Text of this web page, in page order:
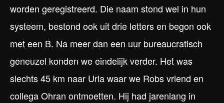
worden geregistreerd. Die naam stond wel in hun
systeem, bestond ook uit drie letters en begon ook
met een B. Na meer dan een uur bureaucratisch
geneuzel konden we eindelijk verder. Het was
slechts 45 km naar Urla waar we Robs vriend en
collega Ohran ontmoetten. Hij had jarenlang in